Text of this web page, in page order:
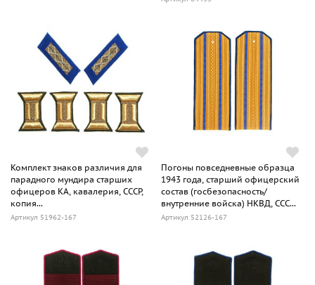
Комплект знаков различия для
парадного мундира старших
офицеров КА, кавалерия, СССР,
копия...
Артикул 51962-167
Погоны повседневные образца
1943 года, старший офицерский
состав (госбезопасность/
внутренние войска) НКВД, ССС...
Артикул 52126-167